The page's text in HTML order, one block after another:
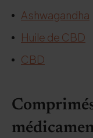
Ashwagandha
Huile de CBD
CBD